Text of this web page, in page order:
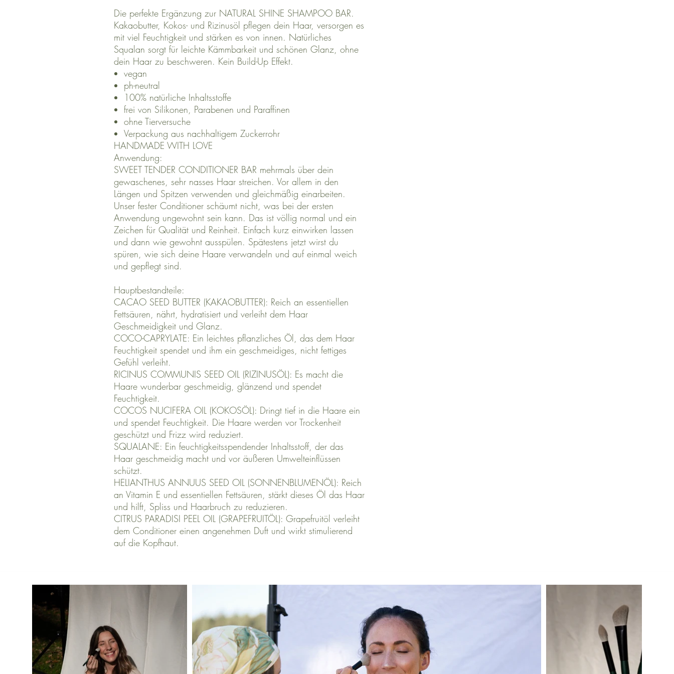
Die perfekte Ergänzung zur NATURAL SHINE SHAMPOO BAR.
Kakaobutter, Kokos- und Rizinusöl pflegen dein Haar, versorgen es
mit viel Feuchtigkeit und stärken es von innen. Natürliches
Squalan sorgt für leichte Kämmbarkeit und schönen Glanz, ohne
dein Haar zu beschweren. Kein Build-Up Effekt.
vegan
ph-neutral
100% natürliche Inhaltsstoffe
frei von Silikonen, Parabenen und Paraffinen
ohne Tierversuche
Verpackung aus nachhaltigem Zuckerrohr
HANDMADE WITH LOVE
Anwendung:
SWEET TENDER CONDITIONER BAR mehrmals über dein
gewaschenes, sehr nasses Haar streichen. Vor allem in den
Längen und Spitzen verwenden und gleichmäßig einarbeiten.
Unser fester Conditioner schäumt nicht, was bei der ersten
Anwendung ungewohnt sein kann. Das ist völlig normal und ein
Zeichen für Qualität und Reinheit. Einfach kurz einwirken lassen
und dann wie gewohnt ausspülen. Spätestens jetzt wirst du
spüren, wie sich deine Haare verwandeln und auf einmal weich
und gepflegt sind.
Hauptbestandteile:
CACAO SEED BUTTER (KAKAOBUTTER): Reich an essentiellen
Fettsäuren, nährt, hydratisiert und verleiht dem Haar
Geschmeidigkeit und Glanz.
COCO-CAPRYLATE: Ein leichtes pflanzliches Öl, das dem Haar
Feuchtigkeit spendet und ihm ein geschmeidiges, nicht fettiges
Gefühl verleiht.
RICINUS COMMUNIS SEED OIL (RIZINUSÖL): Es macht die
Haare wunderbar geschmeidig, glänzend und spendet
Feuchtigkeit.
COCOS NUCIFERA OIL (KOKOSÖL): Dringt tief in die Haare ein
und spendet Feuchtigkeit. Die Haare werden vor Trockenheit
geschützt und Frizz wird reduziert.
SQUALANE: Ein feuchtigkeitsspendender Inhaltsstoff, der das
Haar geschmeidig macht und vor äußeren Umwelteinflüssen
schützt.
HELIANTHUS ANNUUS SEED OIL (SONNENBLUMENÖL): Reich
an Vitamin E und essentiellen Fettsäuren, stärkt dieses Öl das Haar
und hilft, Spliss und Haarbruch zu reduzieren.
CITRUS PARADISI PEEL OIL (GRAPEFRUITÖL): Grapefruitöl verleiht
dem Conditioner einen angenehmen Duft und wirkt stimulierend
auf die Kopfhaut.